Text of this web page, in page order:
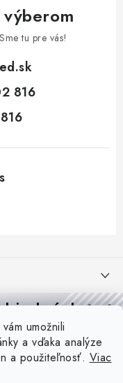
umožnili
a vďaka analýze
a použiteľnosť. Viac
výberom
tu pre vás!
816
ho použiť? +
tipy,vďaka ktorým
menej.